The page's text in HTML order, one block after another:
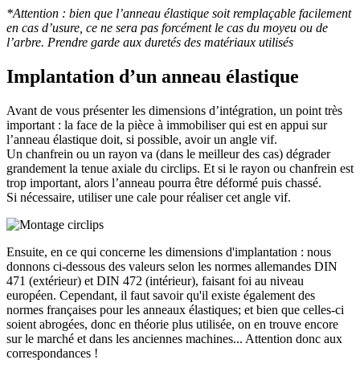
*Attention : bien que l’anneau élastique soit remplaçable facilement
en cas d’usure, ce ne sera pas forcément le cas du moyeu ou de
l’arbre. Prendre garde aux duretés des matériaux utilisés
Implantation d’un anneau élastique
Avant de vous présenter les dimensions d’intégration, un point très
important : la face de la pièce à immobiliser qui est en appui sur
l’anneau élastique doit, si possible, avoir un angle vif.
Un chanfrein ou un rayon va (dans le meilleur des cas) dégrader
grandement la tenue axiale du circlips. Et si le rayon ou chanfrein est
trop important, alors l’anneau pourra être déformé puis chassé.
Si nécessaire, utiliser une cale pour réaliser cet angle vif.
Ensuite, en ce qui concerne les dimensions d'implantation : nous
donnons ci-dessous des valeurs selon les normes allemandes DIN
471 (extérieur) et DIN 472 (intérieur), faisant foi au niveau
européen. Cependant, il faut savoir qu'il existe également des
normes françaises pour les anneaux élastiques; et bien que celles-ci
soient abrogées, donc en théorie plus utilisée, on en trouve encore
sur le marché et dans les anciennes machines... Attention donc aux
correspondances !